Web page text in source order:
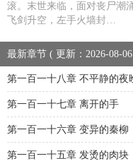
滚。末世来临，面对丧尸
飞剑升空，左手火墙封…
最新章节 ( 更新：2026-08-
第一百一十八章 不平静的夜
第一百一十七章 离开的手
第一百一十六章 变异的秦柳
第一百一十五章 发烫的肉块